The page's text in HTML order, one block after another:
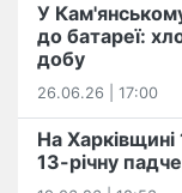
У
до батареї:
добу
26.06.26 | 17:00
На
13-річну